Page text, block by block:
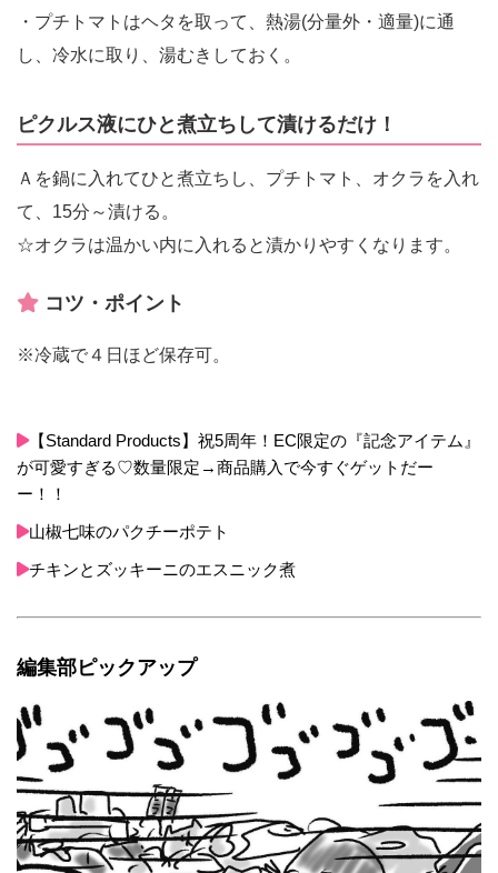
・プチトマトはヘタを取って、熱湯(分量外・適量)に通
し、冷水に取り、湯むきしておく。
ピクルス液にひと煮立ちして漬けるだけ！
Ａを鍋に入れてひと煮立ちし、プチトマト、オクラを入れ
て、15分～漬ける。
☆オクラは温かい内に入れると漬かりやすくなります。
コツ・ポイント
※冷蔵で４日ほど保存可。
【Standard Products】祝5周年！EC限定の『記念アイテム』
が可愛すぎる♡数量限定→商品購入で今すぐゲットだー
ー！！
山椒七味のパクチーポテト
チキンとズッキーニのエスニック煮
編集部ピックアップ